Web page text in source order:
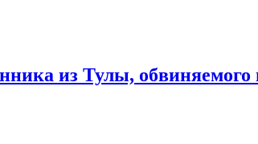
из Тулы, обвиняемого